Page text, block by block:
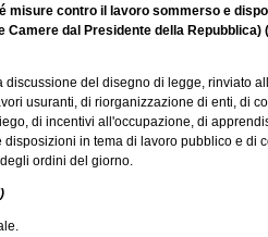
misure contro il lavoro sommerso e
dal Presidente della Repubblica)
del disegno di legge, rinviato
usuranti, di riorganizzazione di enti, di
di incentivi all'occupazione, di
in tema di lavoro pubblico e di
ordini del giorno.
)